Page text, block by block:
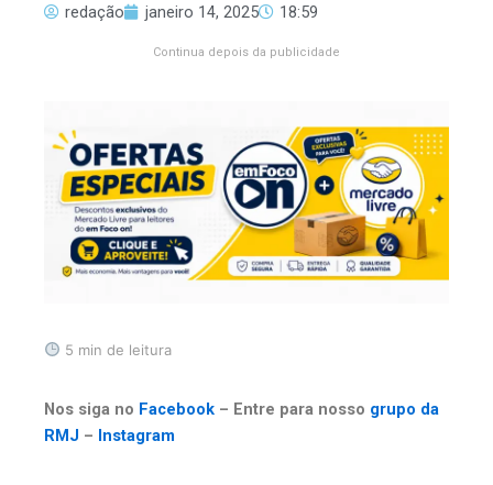
redação janeiro 14, 2025 18:59
Continua depois da publicidade
5 min de leitura
Nos siga no Facebook – Entre para nosso grupo da
RMJ – Instagram